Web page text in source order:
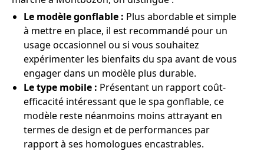
Le modèle gonflable : Plus abordable et simple
à mettre en place, il est recommandé pour un
usage occasionnel ou si vous souhaitez
expérimenter les bienfaits du spa avant de vous
engager dans un modèle plus durable.
Le type mobile : Présentant un rapport coût-
efficacité intéressant que le spa gonflable, ce
modèle reste néanmoins moins attrayant en
termes de design et de performances par
rapport à ses homologues encastrables.